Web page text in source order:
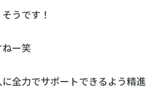
うです！
ー笑
全力でサポートできるよう精進